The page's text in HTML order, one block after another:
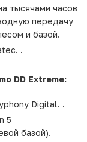
тысячами часов
передачу
и базой.
.
DD Extreme:
Digital. .
5
базой).